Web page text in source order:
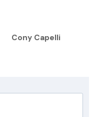
Cony Capelli